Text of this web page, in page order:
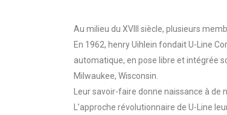
Au milieu du XVIII siècle, plusieurs
En 1962, henry Uihlein fondait U-Line
automatique, en pose libre et intégrée
Milwaukee, Wisconsin.
Leur savoir-faire donne naissance à
L’approche révolutionnaire de U-Line